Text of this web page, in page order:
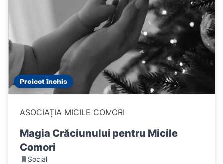
Proiect închis
ASOCIAȚIA MICILE COMORI
Magia Crăciunului pentru Micile
Comori
Social